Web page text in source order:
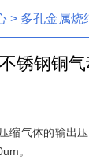
> 多孔金属烧
锈钢铜
缩气体的输出
。